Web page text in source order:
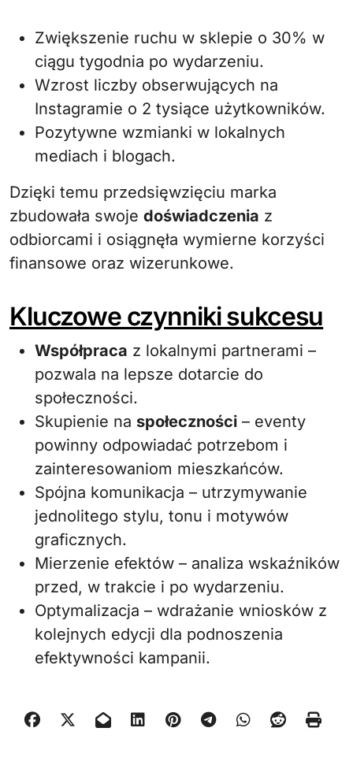
Zwiększenie ruchu w sklepie o 30% w
ciągu tygodnia po wydarzeniu.
Wzrost liczby obserwujących na
Instagramie o 2 tysiące użytkowników.
Pozytywne wzmianki w lokalnych
mediach i blogach.
Dzięki temu przedsięwzięciu marka
zbudowała swoje doświadczenia z
odbiorcami i osiągnęła wymierne korzyści
finansowe oraz wizerunkowe.
Kluczowe czynniki sukcesu
Współpraca z lokalnymi partnerami –
pozwala na lepsze dotarcie do
społeczności.
Skupienie na społeczności – eventy
powinny odpowiadać potrzebom i
zainteresowaniom mieszkańców.
Spójna komunikacja – utrzymywanie
jednolitego stylu, tonu i motywów
graficznych.
Mierzenie efektów – analiza wskaźników
przed, w trakcie i po wydarzeniu.
Optymalizacja – wdrażanie wniosków z
kolejnych edycji dla podnoszenia
efektywności kampanii.